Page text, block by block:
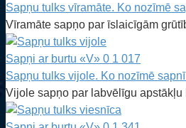
Sapņu tulks vīramāte. Ko nozīmē
Vīramāte sapņo par īslaicīgām
Sapņi ar burtu «V» 0 1 017
Sapņu tulks vijole. Ko nozīmē
Vijole sapņo par labvēlīgu